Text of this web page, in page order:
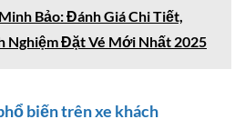
Bảo: Đánh Giá Chi Tiết,
Nghiệm Đặt Vé Mới Nhất 2025
biến trên xe khách